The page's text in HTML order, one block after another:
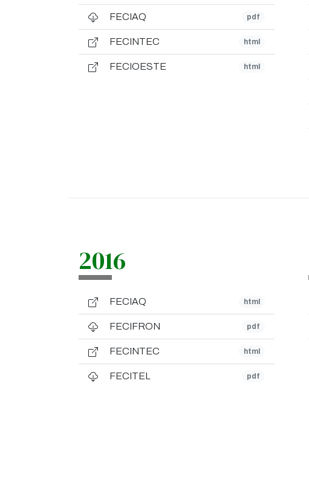
FECIAQ pdf
FECINTEC html
FECIOESTE html
2016
FECIAQ html
FECIFRON pdf
FECINTEC html
FECITEL pdf